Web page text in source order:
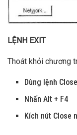
LỆNH EXIT
Thoát khỏi chương
Dùng lệnh
Nhấn Alt + F4
Kích nút Close